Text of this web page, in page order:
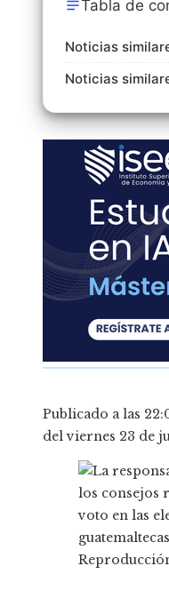
Tabla de
Noticias
Noticias
Publicado a las
del viernes 23 de